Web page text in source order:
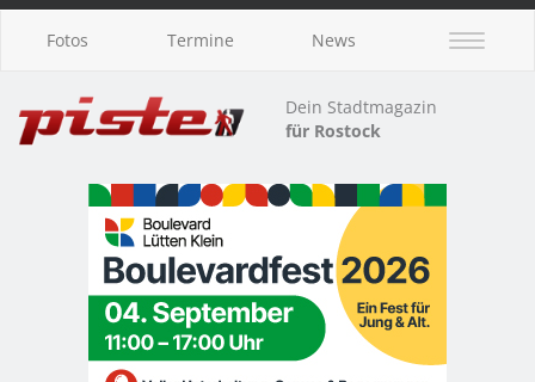
Fotos Termine News
Dein Stadtmagazin
für Rostock